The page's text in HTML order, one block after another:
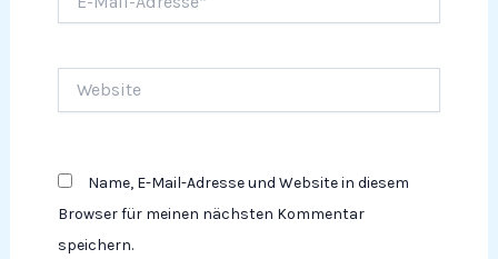
Mail-
Name, E-Mail-Adresse und Website in diesem
Browser für meinen nächsten Kommentar
speichern.